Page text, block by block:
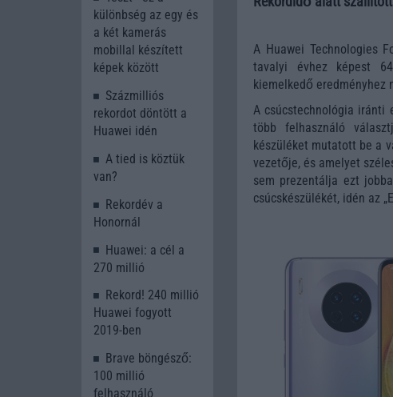
A Huawei Technologies
tavalyi évhez képest
kiemelkedő eredményhez
A csúcstechnológia iránti
több felhasználó
készüléket mutatott be a
vezetője, és amelyet
sem prezentálja ezt
csúcskészülékét, idén az
különbség az egy és
a két kamerás
mobillal készített
képek között
Százmilliós
rekordot döntött a
Huawei idén
A tied is köztük
van?
Rekordév a
Honornál
Huawei: a cél a
270 millió
Rekord! 240 millió
Huawei fogyott
2019-ben
Brave böngésző:
100 millió
felhasználó